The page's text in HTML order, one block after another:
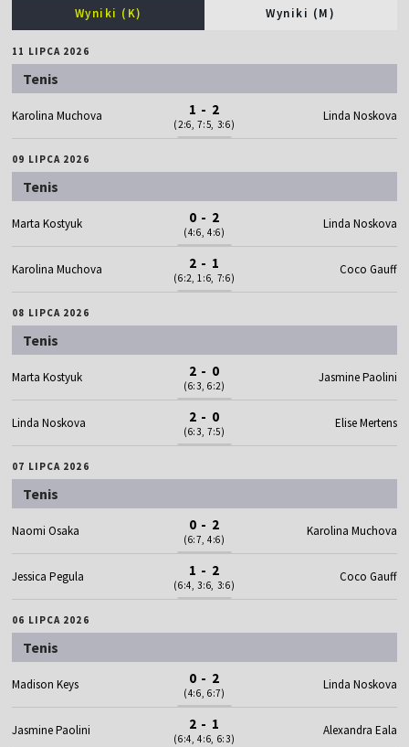
Wyniki (K) Wyniki (M)
11 LIPCA 2026
Tenis
Karolina Muchova 1 - 2
(2:6, 7:5, 3:6)
Linda Noskova
09 LIPCA 2026
Tenis
Marta Kostyuk 0 - 2
(4:6, 4:6)
Linda Noskova
Karolina Muchova 2 - 1
(6:2, 1:6, 7:6)
Coco Gauff
08 LIPCA 2026
Tenis
Marta Kostyuk 2 - 0
(6:3, 6:2)
Jasmine Paolini
Linda Noskova 2 - 0
(6:3, 7:5)
Elise Mertens
07 LIPCA 2026
Tenis
Naomi Osaka 0 - 2
(6:7, 4:6)
Karolina Muchova
Jessica Pegula 1 - 2
(6:4, 3:6, 3:6)
Coco Gauff
06 LIPCA 2026
Tenis
Madison Keys 0 - 2
(4:6, 6:7)
Linda Noskova
Jasmine Paolini 2 - 1
(6:4, 4:6, 6:3)
Alexandra Eala